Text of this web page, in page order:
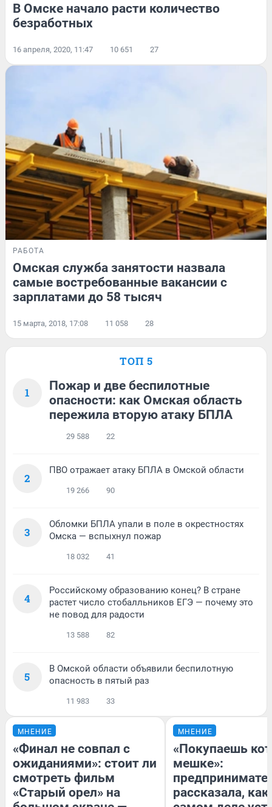
В Омске начало расти количество
безработных
16 апреля, 2020, 11:47 10 651 27
РАБОТА
Омская служба занятости назвала
самые востребованные вакансии с
зарплатами до 58 тысяч
15 марта, 2018, 17:08 11 058 28
ТОП 5
1
Пожар и две беспилотные
опасности: как Омская область
пережила вторую атаку БПЛА
29 588 22
2
ПВО отражает атаку БПЛА в Омской области
19 266 90
3
Обломки БПЛА упали в поле в окрестностях
Омска — вспыхнул пожар
18 032 41
4
Российскому образованию конец? В стране
растет число стобалльников ЕГЭ — почему это
не повод для радости
13 588 82
5
В Омской области объявили беспилотную
опасность в пятый раз
11 983 33
МНЕНИЕ
«Финал не совпал с
ожиданиями»: стоит ли
смотреть фильм
«Старый орел» на
МНЕНИЕ
«Покупаешь
мешке»:
рассказала, как